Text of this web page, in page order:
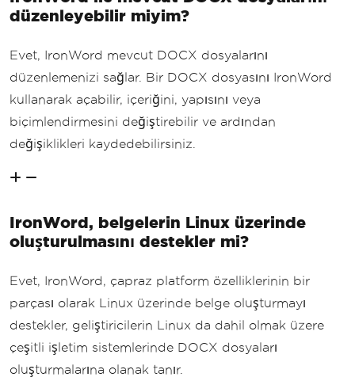
düzenleyebilir miyim?
Evet, IronWord mevcut DOCX dosyalarını
düzenlemenizi sağlar. Bir DOCX dosyasını IronWord
kullanarak açabilir, içeriğini, yapısını veya
biçimlendirmesini değiştirebilir ve ardından
değişiklikleri kaydedebilirsiniz.
IronWord, belgelerin Linux üzerinde
oluşturulmasını destekler mi?
Evet, IronWord, çapraz platform özelliklerinin bir
parçası olarak Linux üzerinde belge oluşturmayı
destekler, geliştiricilerin Linux da dahil olmak üzere
çeşitli işletim sistemlerinde DOCX dosyaları
oluşturmalarına olanak tanır.